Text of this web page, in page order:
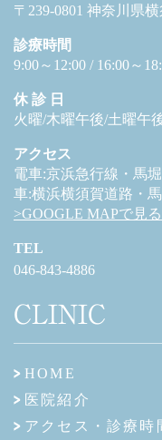
〒239-0801 神奈川県
診療時間
9:00～12:00 / 16:00～
休 診 日
火曜/木曜午後/土曜午
アクセス
電車:京浜急行線・馬
車:横浜横須賀道路・
>GOOGLE MAPで見る
TEL
046-843-4886
CLINIC
HOME
医院紹介
アクセス・診療時